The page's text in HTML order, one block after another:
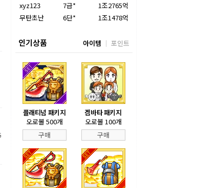
xyz123
7급*
1조2765억
무탄초난
6단* 1조1478억
인기상품 아이템 포인트
플래티넘 패키지
오로볼 500개
구매
겜바타 패키지
오로볼 100개
구매